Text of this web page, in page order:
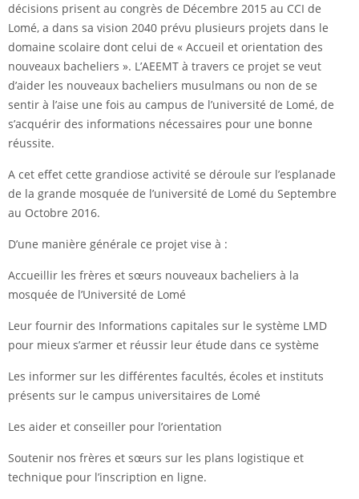
décisions prisent au congrès de Décembre 2015 au CCI de
Lomé, a dans sa vision 2040 prévu plusieurs projets dans le
domaine scolaire dont celui de « Accueil et orientation des
nouveaux bacheliers ». L’AEEMT à travers ce projet se veut
d’aider les nouveaux bacheliers musulmans ou non de se
sentir à l’aise une fois au campus de l’université de Lomé, de
s’acquérir des informations nécessaires pour une bonne
réussite.
A cet effet cette grandiose activité se déroule sur l’esplanade
de la grande mosquée de l’université de Lomé du Septembre
au Octobre 2016.
D’une manière générale ce projet vise à :
Accueillir les frères et sœurs nouveaux bacheliers à la
mosquée de l’Université de Lomé
Leur fournir des Informations capitales sur le système LMD
pour mieux s’armer et réussir leur étude dans ce système
Les informer sur les différentes facultés, écoles et instituts
présents sur le campus universitaires de Lomé
Les aider et conseiller pour l’orientation
Soutenir nos frères et sœurs sur les plans logistique et
technique pour l’inscription en ligne.